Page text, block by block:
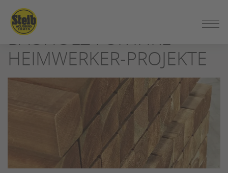
ZUM
SEITENINHALT
SPRINGEN
BAUHOLZ FÜR IHRE
HEIMWERKER-PROJEKTE